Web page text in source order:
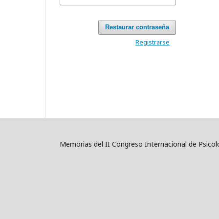
Restaurar contraseña
Registrarse
Memorias del II Congreso Internacional de